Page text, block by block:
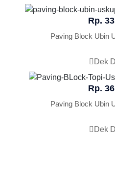
Rp.
Paving Block Ubin
Dek
Rp.
Paving Block Ubin
Dek